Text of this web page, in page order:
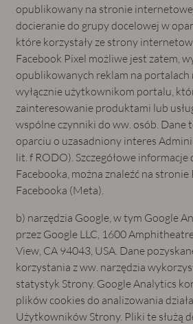
opublikowany na stronie
docieranie do grupy docelowej w
które korzystały ze strony
Facebook Pixel możliwe jest zatem,
opublikowanych reklam na portalach
wyłącznie użytkownikom portalu,
zainteresowanie produktami lub
wspólne czynniki do ww. osób. Dane
oparciu o uzasadniony interes
lit. f RODO). Szczegółowe informacje
Facebooka, można znaleźć na
Facebooka (Meta).
b) narzędzia Google, w tym Google
przez Google LLC, 1600
View, CA 94043, USA. Dane
korzystania z ww. narzędzia
statystyk Strony. Google Analytics
plików cookies do analizowania
Użytkowników Strony. Pliki te służą